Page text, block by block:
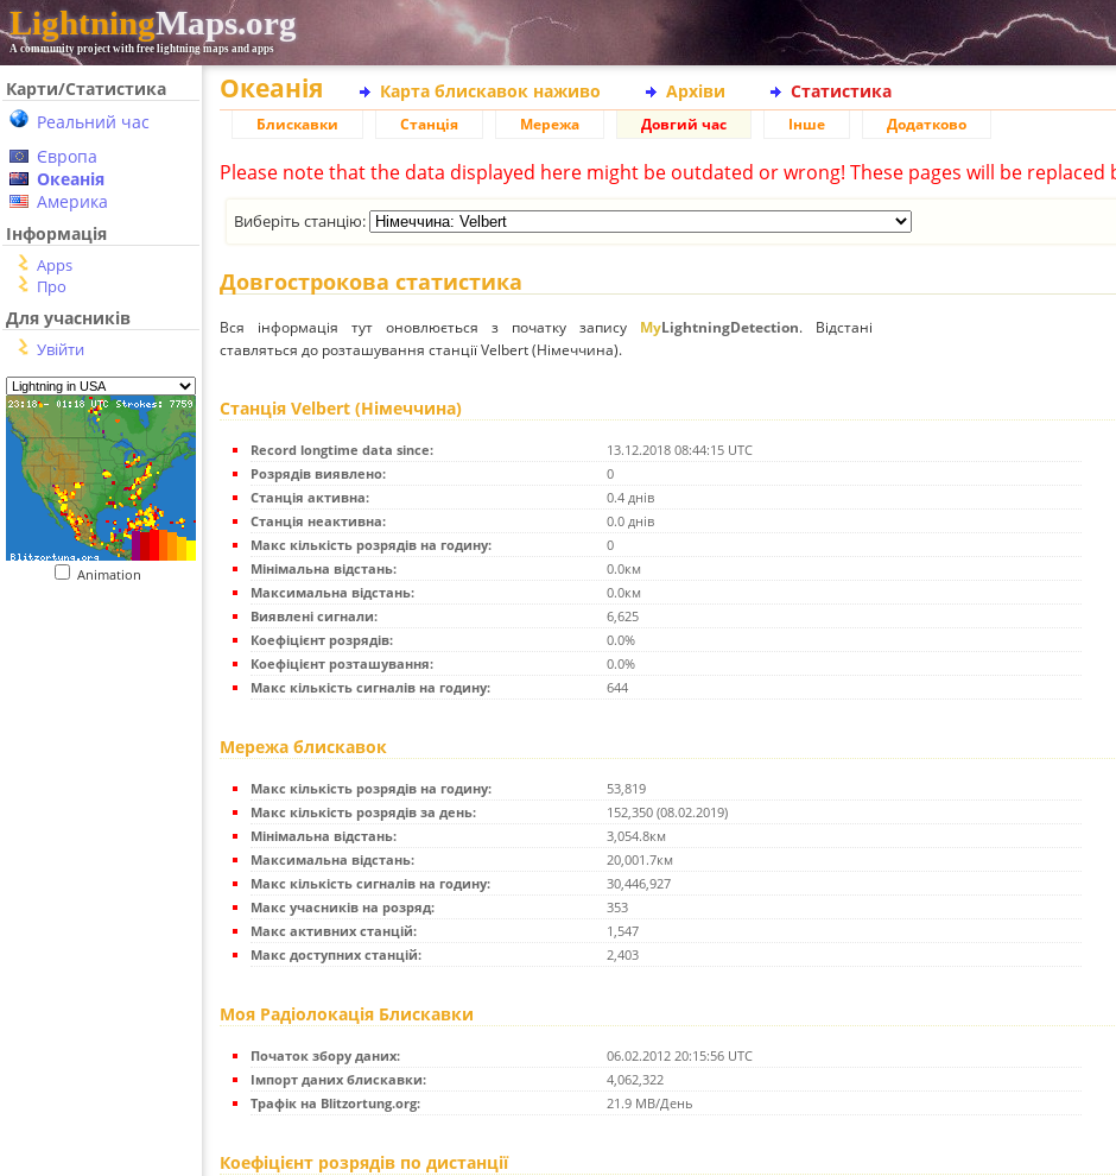
LightningMaps.org
A community project with free lightning maps and apps
Карти/Статистика
Реальний час
Європа
Океанія
Америка
Інформація
Apps
Про
Для учасників
Увійти
Animation
Океанія Карта блискавок наживо Архіви Статистика
Блискавки Станція Мережа Довгий час Інше Додатково
Please note that the data displayed here might be outdated or wrong! These pages will be replaced
Виберіть станцію:
Довгострокова статистика
Вся інформація тут оновлюється з початку запису MyLightningDetection. Відстані
ставляться до розташування станції Velbert (Німеччина).
Станція Velbert (Німеччина)
Record longtime data since:
13.12.2018 08:44:15 UTC
Розрядів виявлено:
0
Станція активна:
0.4 днів
Станція неактивна:
0.0 днів
Макс кількість розрядів на годину:
0
Мінімальна відстань:
0.0км
Максимальна відстань:
0.0км
Виявлені сигнали:
6,625
Коефіцієнт розрядів:
0.0%
Коефіцієнт розташування:
0.0%
Макс кількість сигналів на годину:
644
Мережа блискавок
Макс кількість розрядів на годину:
53,819
Макс кількість розрядів за день:
152,350 (08.02.2019)
Мінімальна відстань:
3,054.8км
Максимальна відстань:
20,001.7км
Макс кількість сигналів на годину:
30,446,927
Макс учасників на розряд:
353
Макс активних станцій:
1,547
Макс доступних станцій:
2,403
Моя Радіолокація Блискавки
Початок збору даних:
06.02.2012 20:15:56 UTC
Імпорт даних блискавки:
4,062,322
Трафік на Blitzortung.org:
21.9 MB/День
Коефіцієнт розрядів по дистанції